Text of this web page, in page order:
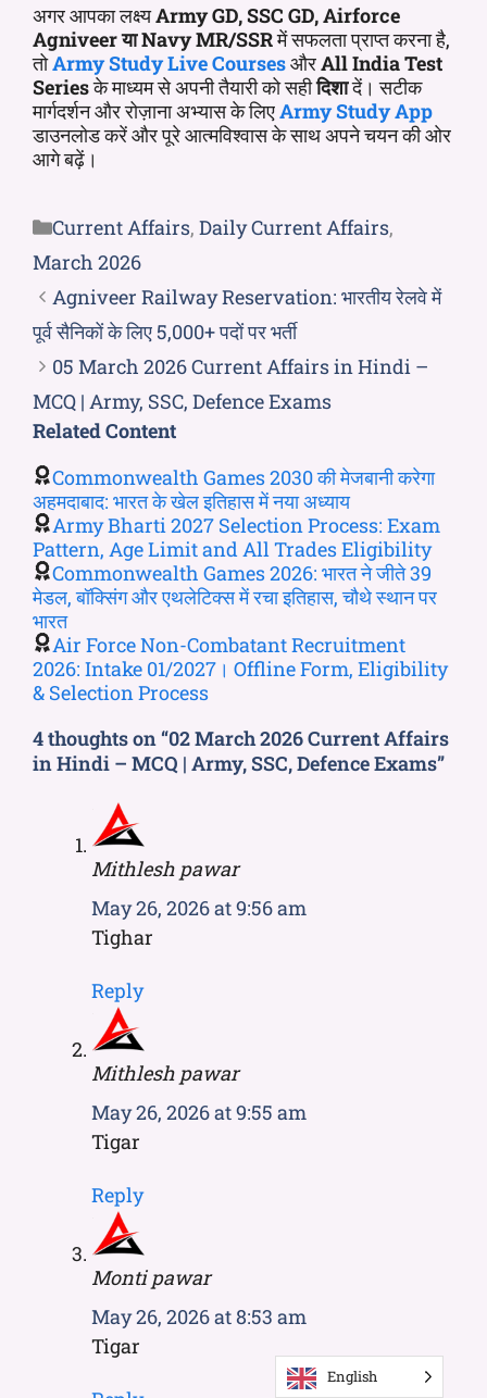
अगर आपका लक्ष्यArmy GD, SSC GD, Airforce
Agniveer या Navy MR/SSRमें सफलता प्राप्त करना है,
तोArmy Study Live CoursesऔरAll India Test
Seriesके माध्यम से अपनी तैयारी को सहीदिशादें। सटीक
मार्गदर्शन और रोज़ाना अभ्यास के लिएArmy Study App
डाउनलोड करें और पूरे आत्मविश्वास के साथ अपने चयन की ओर
आगे बढ़ें।
Current Affairs, Daily Current Affairs,
March 2026
Agniveer Railway Reservation: भारतीय रेलवे में
पूर्व सैनिकों के लिए 5,000+ पदों पर भर्ती
05 March 2026 Current Affairs in Hindi –
MCQ | Army, SSC, Defence Exams
Related Content
Commonwealth Games 2030 की मेजबानी करेगा
अहमदाबाद: भारत के खेल इतिहास में नया अध्याय
Army Bharti 2027 Selection Process: Exam
Pattern, Age Limit and All Trades Eligibility
Commonwealth Games 2026: भारत ने जीते 39
मेडल, बॉक्सिंग और एथलेटिक्स में रचा इतिहास, चौथे स्थान पर
भारत
Air Force Non-Combatant Recruitment
2026: Intake 01/2027। Offline Form, Eligibility
& Selection Process
4 thoughts on “02 March 2026 Current Affairs
in Hindi – MCQ | Army, SSC, Defence Exams”
Mithlesh pawar
May 26, 2026 at 9:56 am
Tighar
Reply
Mithlesh pawar
May 26, 2026 at 9:55 am
Tigar
Reply
Monti pawar
May 26, 2026 at 8:53 am
Tigar
English